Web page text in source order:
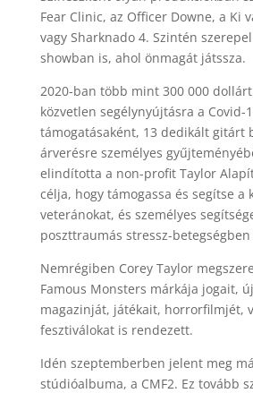
Fear Clinic, az Officer Downe, a Ki
vagy Sharknado 4. Szintén
showban is, ahol önmagát játssza.
2020-ban több mint 300 000
közvetlen segélynyújtásra a Covid-
támogatásaként, 13 dedikált gitárt
árverésre személyes
elindította a non-profit Taylor
célja, hogy támogassa és segítse a
veteránokat, és személyes
poszttraumás stressz-betegségben
Nemrégiben Corey Taylor
Famous Monsters márkája jogait,
magazinját, játékait, horrorfilmjét,
fesztiválokat is rendezett.
Idén szeptemberben jelent meg
stúdióalbuma, a CMF2. Ez tovább